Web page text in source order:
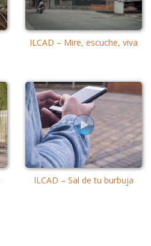
ILCAD – Mire, escuche, viva
ILCAD – Sal de tu burbuja